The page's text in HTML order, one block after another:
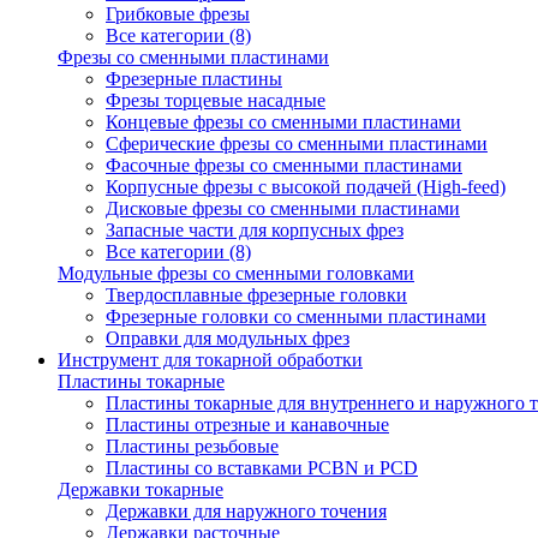
Грибковые фрезы
Все категории (8)
Фрезы со сменными пластинами
Фрезерные пластины
Фрезы торцевые насадные
Концевые фрезы со сменными пластинами
Сферические фрезы со сменными пластинами
Фасочные фрезы со сменными пластинами
Корпусные фрезы с высокой подачей (High-feed)
Дисковые фрезы со сменными пластинами
Запасные части для корпусных фрез
Все категории (8)
Модульные фрезы со сменными головками
Твердосплавные фрезерные головки
Фрезерные головки со сменными пластинами
Оправки для модульных фрез
Инструмент для токарной обработки
Пластины токарные
Пластины токарные для внутреннего и наружного
Пластины отрезные и канавочные
Пластины резьбовые
Пластины со вставками PCBN и PCD
Державки токарные
Державки для наружного точения
Державки расточные